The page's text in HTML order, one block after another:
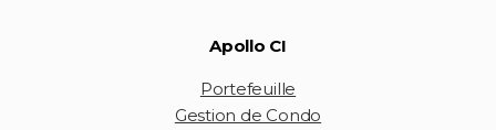
Apollo CI
Portefeuille
Gestion de Condo